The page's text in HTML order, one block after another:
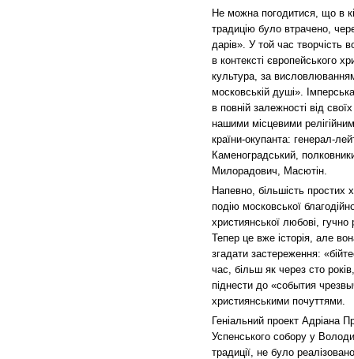
Не можна погодитися, що в
традицію було втрачено,
дарів». У той час творчість
в контексті європейського
культура, за
московській душі».
в повній залежності від
нашими місцевими
країни-окупанта: генерал-
Каменоградський,
Милорадович, Масютін.
Напевно, більшість
подію московської
християнської любові, гучно
Тепер це вже історія, але
згадати застереження:
час, більш як через сто
піднести до «события
християнськими почуттями.
Геніальний проект Адріана
Успенського собору у
традиції, не було